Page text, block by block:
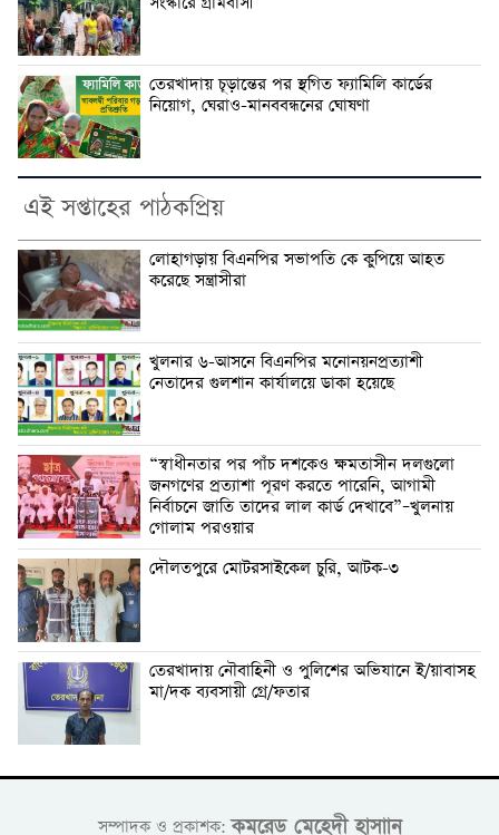
তেরখাদায় চূড়ান্তের পর স্থগিত ফ্যামিলি কার্ডের
নিয়োগ, ঘেরাও-মানববন্ধনের ঘোষণা
এই সপ্তাহের পাঠকপ্রিয়
লোহাগড়ায় বিএনপির সভাপতি কে কুপিয়ে আহত
করেছে সন্ত্রাসীরা
খুলনার ৬-আসনে বিএনপির মনোনয়নপ্রত্যাশী
নেতাদের গুলশান কার্যালয়ে ডাকা হয়েছে
“স্বাধীনতার পর পাঁচ দশকেও ক্ষমতাসীন দলগুলো
জনগণের প্রত্যাশা পূরণ করতে পারেনি, আগামী
নির্বাচনে জাতি তাদের লাল কার্ড দেখাবে”–খুলনায়
গোলাম পরওয়ার
দৌলতপুরে মোটরসাইকেল চুরি, আটক-৩
তেরখাদায় নৌবাহিনী ও পুলিশের অভিযানে ই/য়াবাসহ
মা/দক ব্যবসায়ী গ্রে/ফতার
সম্পাদক ও প্রকাশক:কমরেড মেহেদী হাসাান